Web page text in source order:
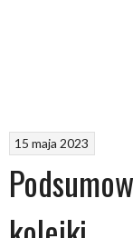
15 maja 2023